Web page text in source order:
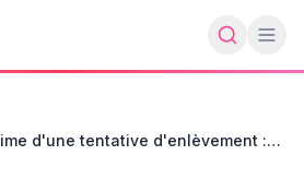
d'une tentative d'enlèvement :